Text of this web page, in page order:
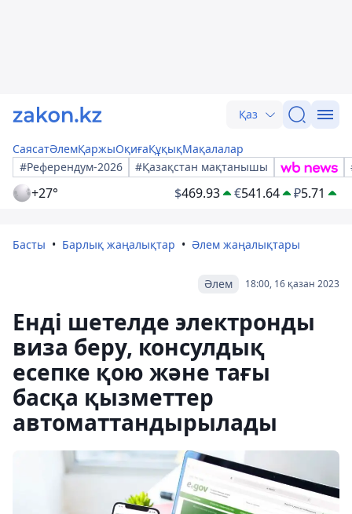
Қаз
СаясатӘлемҚаржыОқиғаҚұқықМақалалар
#Референдум-2026
#Қазақстан мақтанышы
+27° $469.93 €541.64 ₽5.71
Басты Барлық жаңалықтар Әлем жаңалықтары
18:00, 16 қазан 2023
Әлем
Енді шетелде электронды
виза беру, консулдық
есепке қою және тағы
басқа қызметтер
автоматтандырылады